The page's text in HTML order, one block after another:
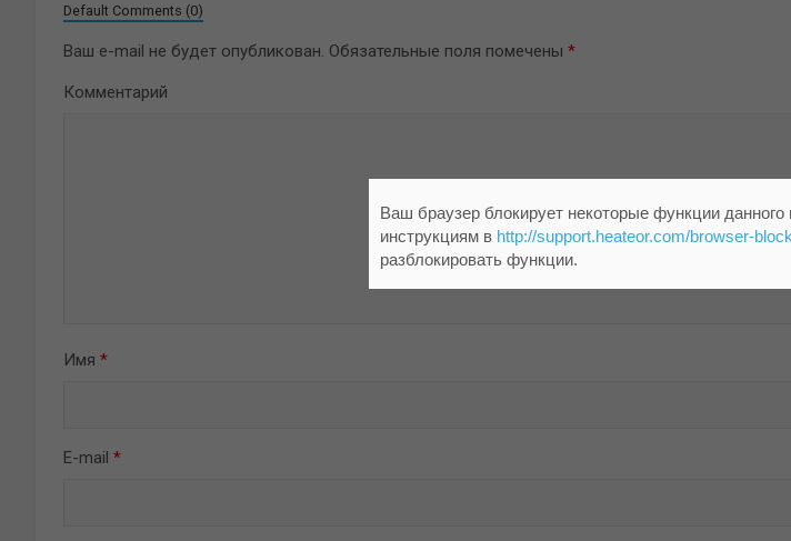
Default Comments (0)
Ваш e-mail не будет опубликован. Обязательные поля помечены *
Комментарий
Имя *
E-mail *
Ваш браузер блокирует некоторые функции
инструкциям в http://support.heateor.com/browser-
разблокировать функции.